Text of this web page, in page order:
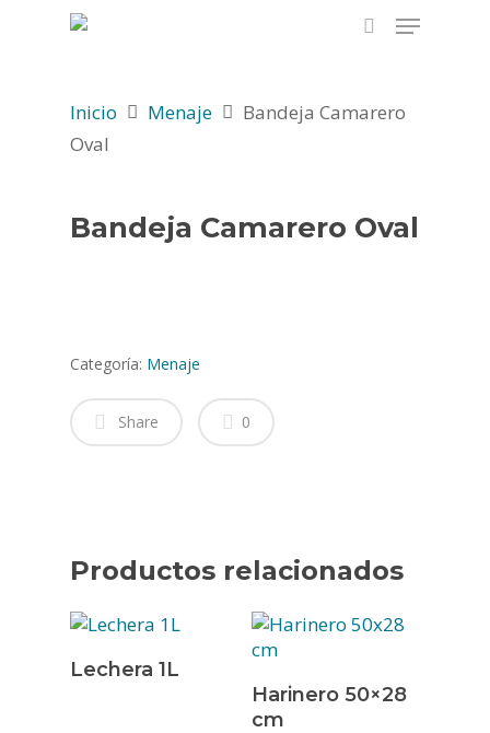
Hit enter to search or ESC to close
Inicio Menaje
Bandeja Camarero
Oval
Bandeja Camarero Oval
Categoría: Menaje
Share 0
Productos relacionados
Leer Más
Lechera 1L
Leer Más
Harinero 50×28
cm